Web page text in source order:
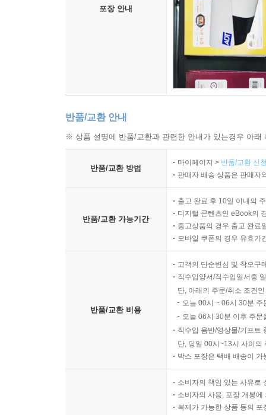
포장 안내
반품/교환 안내
※ 상품 설명에 반품/교환과 관련한 안내가 있는경우 아
반품/교환 방법
마이페이지 > 반품/교환 신
판매자 배송 상품은 판매자
반품/교환 가능기간
출고 완료 후 10일 이내의
디지털 콘텐츠인 eBook의
중고상품의 경우 출고 완료
모바일 쿠폰의 경우 유효기
반품/교환 비용
고객의 단순변심 및 착오구
직수입양서/직수입일서중
단, 아래의 주문/취소 조건
오늘 00시 ~ 06시 30분
오늘 06시 30분 이후 주
직수입 음반/영상물/기프트
단, 당일 00시~13시 사이의
박스 포장은 택배 배송이
소비자의 책임 있는 사유로
소비자의 사용, 포장 개봉
복제가 가능한 상품 등의